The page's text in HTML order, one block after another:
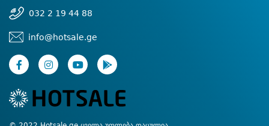
032 2 19 44 88
info@hotsale.ge